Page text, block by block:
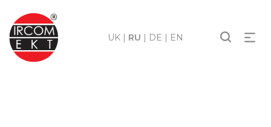
UK| RU | DE | EN